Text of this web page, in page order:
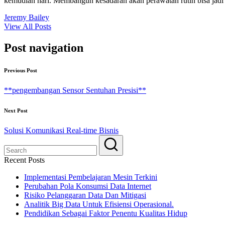
Jeremy Bailey
View All Posts
Post navigation
Previous Post
**pengembangan Sensor Sentuhan Presisi**
Next Post
Solusi Komunikasi Real-time Bisnis
Recent Posts
Implementasi Pembelajaran Mesin Terkini
Perubahan Pola Konsumsi Data Internet
Risiko Pelanggaran Data Dan Mitigasi
Analitik Big Data Untuk Efisiensi Operasional.
Pendidikan Sebagai Faktor Penentu Kualitas Hidup